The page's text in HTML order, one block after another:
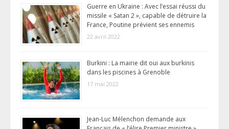
Guerre en Ukraine : Avec l’essai réussi du
missile « Satan 2 », capable de détruire la
France, Poutine prévient ses ennemis
22 avril 2022
Burkini : La mairie dit oui aux burkinis
dans les piscines à Grenoble
17 mai 2022
Jean-Luc Mélenchon demande aux